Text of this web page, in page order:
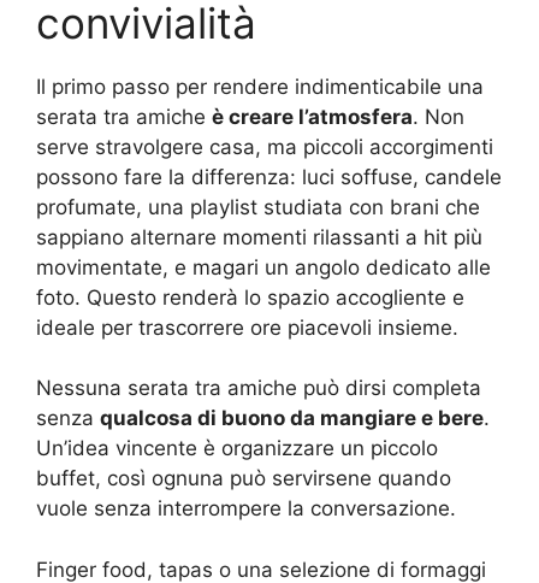
convivialità
Il primo passo per rendere indimenticabile una
serata tra amiche è creare l’atmosfera. Non
serve stravolgere casa, ma piccoli accorgimenti
possono fare la differenza: luci soffuse, candele
profumate, una playlist studiata con brani che
sappiano alternare momenti rilassanti a hit più
movimentate, e magari un angolo dedicato alle
foto. Questo renderà lo spazio accogliente e
ideale per trascorrere ore piacevoli insieme.
Nessuna serata tra amiche può dirsi completa
senza qualcosa di buono da mangiare e bere.
Un’idea vincente è organizzare un piccolo
buffet, così ognuna può servirsene quando
vuole senza interrompere la conversazione.
Finger food, tapas o una selezione di formaggi